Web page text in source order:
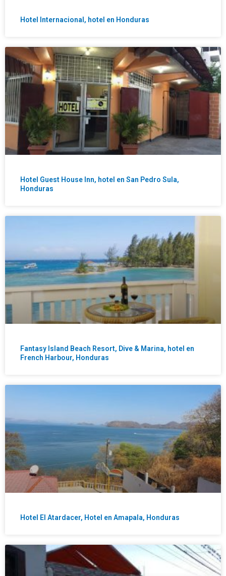
Hotel Internacional, hotel en Honduras
Hotel Guest House Inn, hotel en San Pedro Sula,
Honduras
Fantasy Island Beach Resort, Dive & Marina, hotel en
French Harbour, Honduras
Hotel El Atardacer, Hotel en Amapala, Honduras